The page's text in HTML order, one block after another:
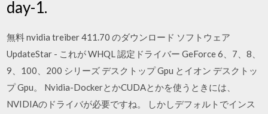
day-1.
無料 nvidia treiber 411.70 のダウンロード ソフトウェア
UpdateStar - これが WHQL 認定ドライバー GeForce 6、7、8、
9、100、200 シリーズ デスクトップ Gpu とイオン デスクトッ
プ Gpu。 Nvidia-DockerとかCUDAとかを使うときには、
NVIDIAのドライバが必要ですね。 しかしデフォルトでインス